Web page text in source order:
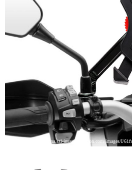
引用: https://images-na.ssl-images-amazon.com/images/I/